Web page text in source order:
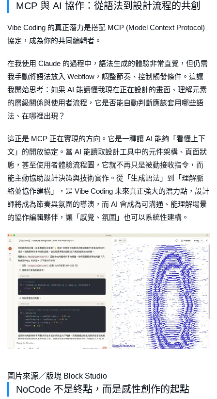
MCP 與 AI 協作：從語法到設計流程的共創
Vibe Coding 的真正潛力是搭配 MCP (Model Context Protocol)
協定，成為你的共同編輯者。
在我使用 Claude 的過程中，語法生成的體驗非常直覺，但仍需
我手動將語法放入 Webflow，調整節奏、控制觸發條件。這讓
我開始思考：如果 AI 能讀懂我現在正在設計的畫面、理解元素
的層級關係與使用者流程，它是否能自動判斷應該套用哪些語
法、在哪裡出現？
這正是 MCP 正在實現的方向。它是一種讓 AI 能夠「看懂上下
文」的開放協定。當 AI 能讀取設計工具中的元件架構、頁面狀
態，甚至使用者體驗流程圖，它就不再只是被動接收指令，而
能主動協助設計決策與技術實作。從「生成語法」到「理解脈
絡並協作建構」，是 Vibe Coding 未來真正強大的潛力點，設計
師將成為節奏與氛圍的導演，而 AI 會成為可溝通、能理解場景
的協作編輯夥伴，讓「感覺、氛圍」也可以系統性建構。
圖片來源／版塊 Block Studio
NoCode 不是終點，而是感性創作的起點